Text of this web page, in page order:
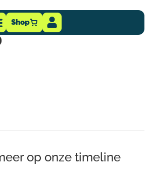
Shop
RS Smart
op onze timeline